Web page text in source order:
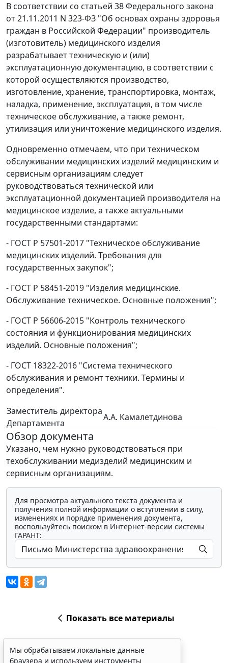
В соответствии со статьей 38 Федерального закона
от 21.11.2011 N 323-ФЗ "Об основах охраны здоровья
граждан в Российской Федерации" производитель
(изготовитель) медицинского изделия
разрабатывает техническую и (или)
эксплуатационную документацию, в соответствии с
которой осуществляются производство,
изготовление, хранение, транспортировка, монтаж,
наладка, применение, эксплуатация, в том числе
техническое обслуживание, а также ремонт,
утилизация или уничтожение медицинского изделия.
Одновременно отмечаем, что при техническом
обслуживании медицинских изделий медицинским и
сервисным организациям следует
руководствоваться технической или
эксплуатационной документацией производителя на
медицинское изделие, а также актуальными
государственными стандартами:
- ГОСТ Р 57501-2017 "Техническое обслуживание
медицинских изделий. Требования для
государственных закупок";
- ГОСТ Р 58451-2019 "Изделия медицинские.
Обслуживание техническое. Основные положения";
- ГОСТ Р 56606-2015 "Контроль технического
состояния и функционирования медицинских
изделий. Основные положения";
- ГОСТ 18322-2016 "Система технического
обслуживания и ремонт техники. Термины и
определения".
Заместитель директора
Департамента
А.А. Камалетдинова
Обзор документа
Указано, чем нужно руководствоваться при
техобслуживании медизделий медицинским и
сервисным организациям.
Для просмотра актуального текста документа и
получения полной информации о вступлении в силу,
изменениях и порядке применения документа,
воспользуйтесь поиском в Интернет-версии системы
ГАРАНТ:
Показать все материалы
Мы обрабатываем локальные данные
браузера и используем инструменты